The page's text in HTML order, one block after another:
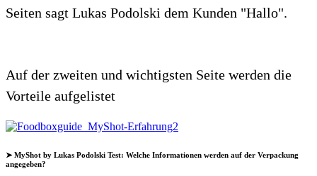
Seiten sagt Lukas Podolski dem Kunden "Hallo".
Auf der zweiten und wichtigsten Seite werden die
Vorteile aufgelistet
➤ MyShot by Lukas Podolski Test: Welche Informationen werden auf der Verpackung
angegeben?